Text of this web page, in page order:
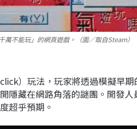
不能玩」的網頁遊戲。（圖／取自Steam）
）玩法，玩家將透過模擬早
隱藏在網路角落的謎團。開發人
超乎預期。